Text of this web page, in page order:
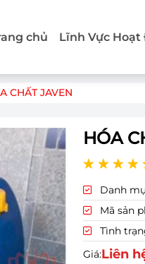
chủ Lĩnh Vực Hoạt
CHẤT JAVEN
HÓA
Danh
Mã sản
Tình
Giá:Liên